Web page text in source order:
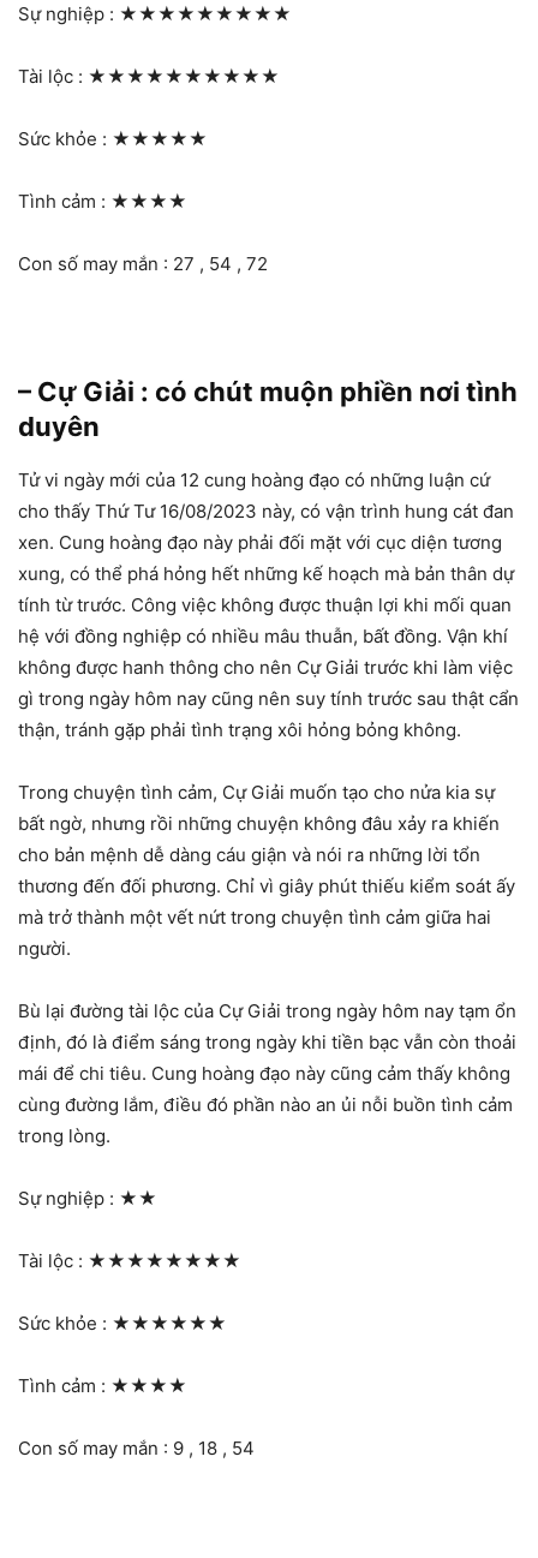
Sự nghiệp : ★★★★★★★★★
Tài lộc : ★★★★★★★★★★
Sức khỏe : ★★★★★
Tình cảm : ★★★★
Con số may mắn : 27 , 54 , 72
– Cự Giải : có chút muộn phiền nơi tình
duyên
Tử vi ngày mới của 12 cung hoàng đạo có những luận cứ
cho thấy Thứ Tư 16/08/2023 này, có vận trình hung cát đan
xen. Cung hoàng đạo này phải đối mặt với cục diện tương
xung, có thể phá hỏng hết những kế hoạch mà bản thân dự
tính từ trước. Công việc không được thuận lợi khi mối quan
hệ với đồng nghiệp có nhiều mâu thuẫn, bất đồng. Vận khí
không được hanh thông cho nên Cự Giải trước khi làm việc
gì trong ngày hôm nay cũng nên suy tính trước sau thật cẩn
thận, tránh gặp phải tình trạng xôi hỏng bỏng không.
Trong chuyện tình cảm, Cự Giải muốn tạo cho nửa kia sự
bất ngờ, nhưng rồi những chuyện không đâu xảy ra khiến
cho bản mệnh dễ dàng cáu giận và nói ra những lời tổn
thương đến đối phương. Chỉ vì giây phút thiếu kiểm soát ấy
mà trở thành một vết nứt trong chuyện tình cảm giữa hai
người.
Bù lại đường tài lộc của Cự Giải trong ngày hôm nay tạm ổn
định, đó là điểm sáng trong ngày khi tiền bạc vẫn còn thoải
mái để chi tiêu. Cung hoàng đạo này cũng cảm thấy không
cùng đường lắm, điều đó phần nào an ủi nỗi buồn tình cảm
trong lòng.
Sự nghiệp : ★★
Tài lộc : ★★★★★★★★
Sức khỏe : ★★★★★★
Tình cảm : ★★★★
Con số may mắn : 9 , 18 , 54